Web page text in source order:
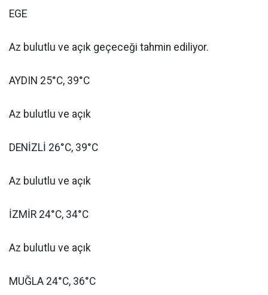
EGE
Az bulutlu ve açık geçeceği tahmin ediliyor.
AYDIN 25°C, 39°C
Az bulutlu ve açık
DENİZLİ 26°C, 39°C
Az bulutlu ve açık
İZMİR 24°C, 34°C
Az bulutlu ve açık
MUĞLA 24°C, 36°C